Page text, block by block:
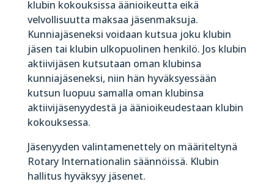
klubin kokouksissa äänioikeutta eikä
velvollisuutta maksaa jäsenmaksuja.
Kunniajäseneksi voidaan kutsua joku klubin
jäsen tai klubin ulkopuolinen henkilö. Jos klubin
aktiivijäsen kutsutaan oman klubinsa
kunniajäseneksi, niin hän hyväksyessään
kutsun luopuu samalla oman klubinsa
aktiivijäsenyydestä ja äänioikeudestaan klubin
kokouksessa.
Jäsenyyden valintamenettely on määriteltynä
Rotary Internationalin säännöissä. Klubin
hallitus hyväksyy jäsenet.